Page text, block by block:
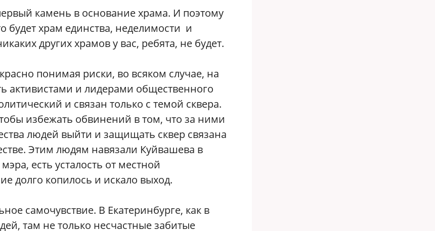
камень в основание храма. И поэтому
будет храм единства, неделимости и
других храмов у вас, ребята, не будет.
понимая риски, во всяком случае, на
активистами и лидерами общественного
и связан только с темой сквера.
избежать обвинений в том, что за ними
людей выйти и защищать сквер связана
Этим людям навязали Куйвашева в
есть усталость от местной
долго копилось и искало выход.
самочувствие. В Екатеринбурге, как в
там не только несчастные забитые